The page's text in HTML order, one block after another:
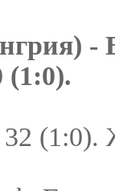
-
(1:0).
(1:0).